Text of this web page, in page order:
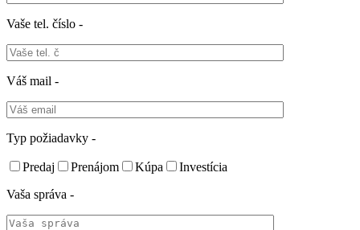
Vaše tel. číslo -
Váš mail -
Typ požiadavky -
Predaj Prenájom Kúpa
Investícia
Vaša správa -